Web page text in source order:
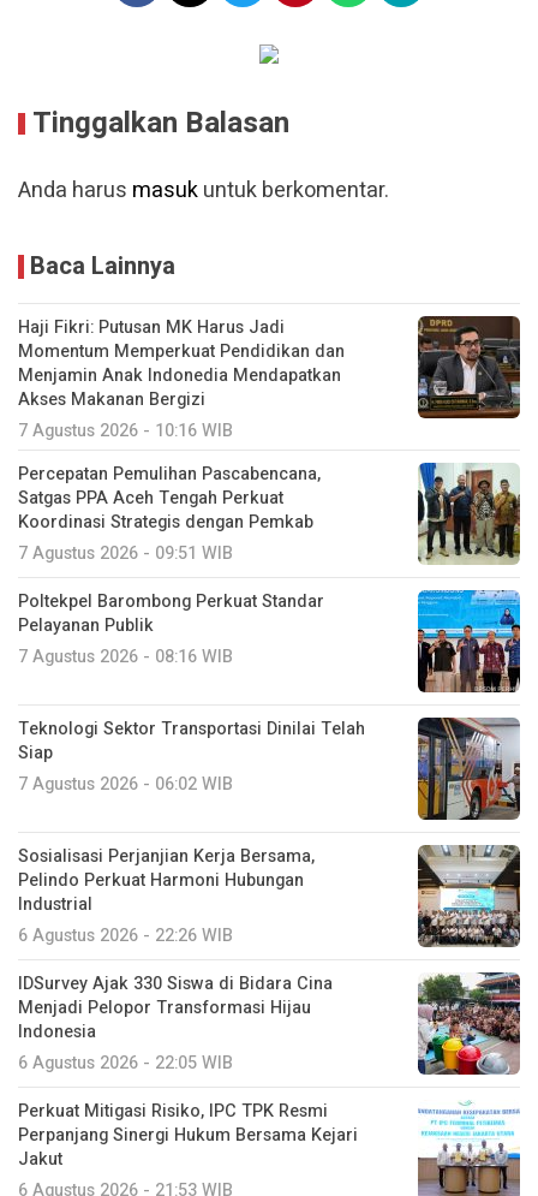
Tinggalkan Balasan
Anda harus masukuntuk berkomentar.
Baca Lainnya
Haji Fikri: Putusan MK Harus Jadi
Momentum Memperkuat Pendidikan dan
Menjamin Anak Indonedia Mendapatkan
Akses Makanan Bergizi
7 Agustus 2026 - 10:16 WIB
Percepatan Pemulihan Pascabencana,
Satgas PPA Aceh Tengah Perkuat
Koordinasi Strategis dengan Pemkab
7 Agustus 2026 - 09:51 WIB
Poltekpel Barombong Perkuat Standar
Pelayanan Publik
7 Agustus 2026 - 08:16 WIB
Teknologi Sektor Transportasi Dinilai Telah
Siap
7 Agustus 2026 - 06:02 WIB
Sosialisasi Perjanjian Kerja Bersama,
Pelindo Perkuat Harmoni Hubungan
Industrial
6 Agustus 2026 - 22:26 WIB
IDSurvey Ajak 330 Siswa di Bidara Cina
Menjadi Pelopor Transformasi Hijau
Indonesia
6 Agustus 2026 - 22:05 WIB
Perkuat Mitigasi Risiko, IPC TPK Resmi
Perpanjang Sinergi Hukum Bersama Kejari
Jakut